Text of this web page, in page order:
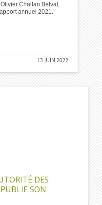
Challan Belval,
annuel 2021.
13 JUIN 2022
DES
SON